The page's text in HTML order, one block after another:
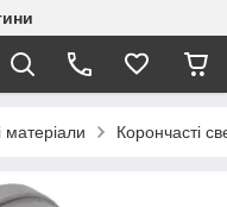
матеріали Корончасті